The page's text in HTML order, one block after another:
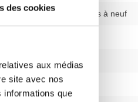
des cookies
aux médias
site avec nos
informations que
d'occasion remis à neuf
12 mois
oui